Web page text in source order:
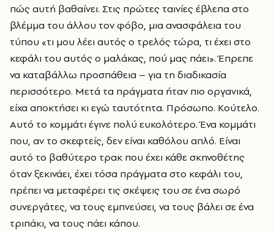
πώς αυτή βαθαίνει. Στις πρώτες ταινίες έβλεπα στο
βλέμμα του άλλου τον φόβο, μια ανασφάλεια του
τύπου «τι μου λέει αυτός ο τρελός τώρα, τι έχει στο
κεφάλι του αυτός ο μαλάκας, πού μας πάει». Έπρεπε
να καταβάλλω προσπάθεια – για τη διαδικασία
περισσότερο. Μετά τα πράγματα ήταν πιο οργανικά,
είχα αποκτήσει κι εγώ ταυτότητα. Πρόσωπο. Κούτελο.
Αυτό το κομμάτι έγινε πολύ ευκολότερο. Ένα κομμάτι
που, αν το σκεφτείς, δεν είναι καθόλου απλό. Είναι
αυτό το βαθύτερο τρακ που έχει κάθε σκηνοθέτης
όταν ξεκινάει, έχει τόσα πράγματα στο κεφάλι του,
πρέπει να μεταφέρει τις σκέψεις του σε ένα σωρό
συνεργάτες, να τους εμπνεύσει, να τους βάλει σε ένα
τριπάκι, να τους πάει κάπου.